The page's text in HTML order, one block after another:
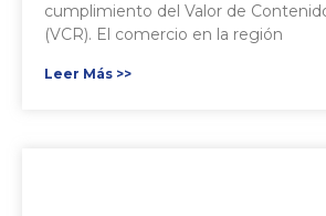
cumplimiento del Valor de
(VCR). El comercio en la región
Leer Más >>